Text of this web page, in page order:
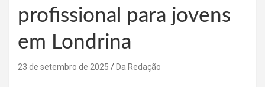
profissional para jovens
em Londrina
23 de setembro de 2025 Da Redação